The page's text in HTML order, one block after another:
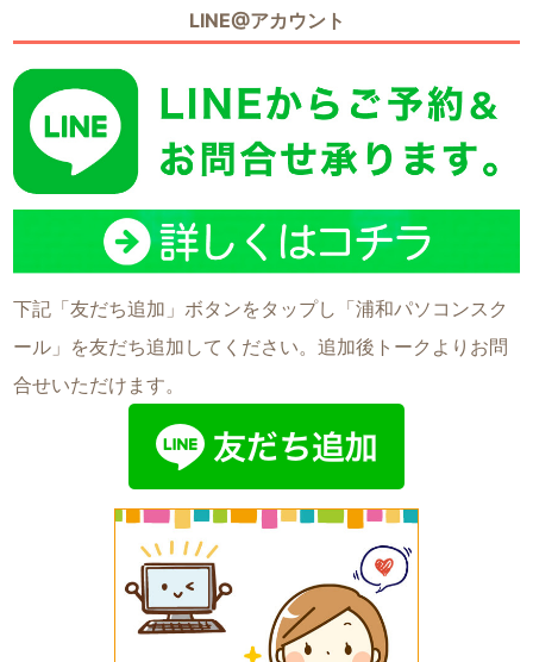
LINE@アカウント
下記「友だち追加」ボタンをタップし「浦和パソコンスク
ール」を友だち追加してください。追加後トークよりお問
合せいただけます。